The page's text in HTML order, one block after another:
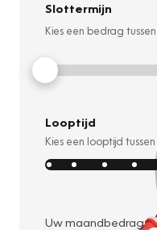
Slottermijn
Kies een bedrag tussen
Looptijd
Kies een looptijd tussen
Uw maandbedrag: